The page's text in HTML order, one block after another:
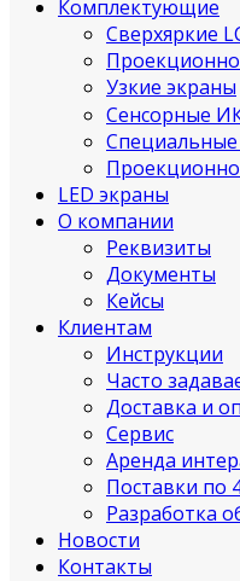
Комплектующие
Сверхяркие
Узкие экраны
Сенсорные
Специальные
LED экраны
О компании
Реквизиты
Документы
Кейсы
Клиентам
Инструкции
Часто
Доставка и
Сервис
Аренда
Поставки по
Разработка
Новости
Контакты